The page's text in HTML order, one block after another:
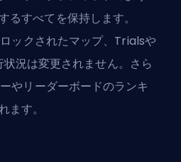
るすべてを保持します。
ックされたマップ、Trialsや
況は変更されません。さら
やリーダーボードのランキ
ます。